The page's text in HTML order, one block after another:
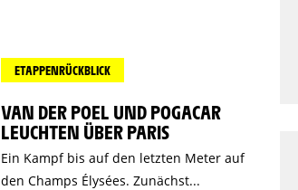
ETAPPENRÜCKBLICK
VAN DER POEL UND POGACAR
LEUCHTEN ÜBER PARIS
Ein Kampf bis auf den letzten Meter auf
den Champs Élysées. Zunächst...